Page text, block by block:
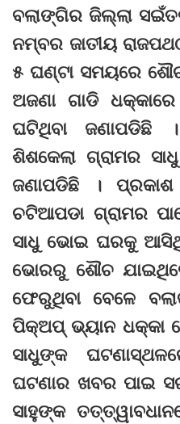
ବଲାଙ୍ଗିର ଜିଲ୍ଲା
ନମ୍ବର ଜାତୀୟ
୫ ଘଣ୍ଟା ସମୟରେ
ଅଜଣା ଗାଡି
ଘଟିଥିବା
ଶିଶକେଲା ଗ୍ରାମର
ଜଣାପଡିଛି ।
ଚଟିଆପଡା ଗ୍ରାମର
ସାଧୁ ଭୋଇ ଘରକୁ
ଭୋରରୁ ଶୌଚ
ଫେରୁଥିବା ବେଳେ
ପିକ୍‌ଅପ୍‌ ଭ୍ୟାନ ଧକ୍କା
ସାଧୁଙ୍କ
ଘଟଣାର ଖବର ପାଇ
ସାହୁଙ୍କ